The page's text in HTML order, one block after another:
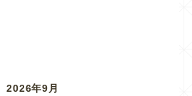
2026年9月